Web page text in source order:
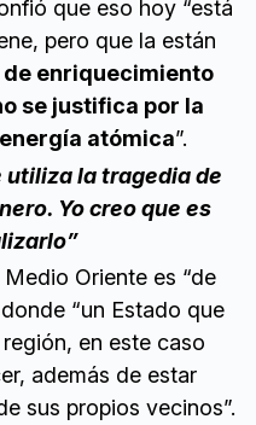
que eso hoy “está
pero que la están
enriquecimiento
se justifica por la
atómica”.
utiliza la tragedia de
Yo creo que es
Oriente es “de
“un Estado que
en este caso
además de estar
sus propios vecinos”.